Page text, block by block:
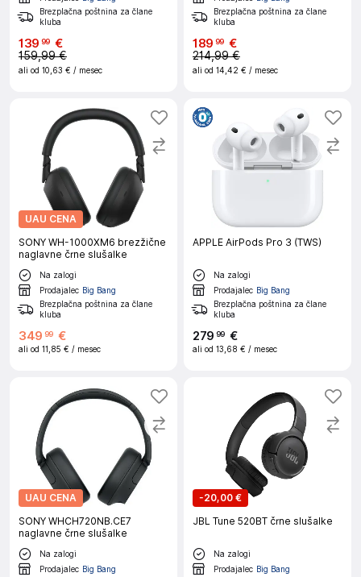
Brezplačna poštnina za člane
kluba
139 99 €
159,99 €
ali od 10,63 € / mesec
Brezplačna poštnina za člane
kluba
189 99 €
214,99 €
ali od 14,42 € / mesec
UAU CENA
SONY WH-1000XM6 brezžične
naglavne črne slušalke
Na zalogi
Prodajalec Big Bang
Brezplačna poštnina za člane
kluba
349 99 €
ali od 11,85 € / mesec
APPLE AirPods Pro 3 (TWS)
Na zalogi
Prodajalec Big Bang
Brezplačna poštnina za člane
kluba
279 99 €
ali od 13,68 € / mesec
UAU CENA
SONY WHCH720NB.CE7
naglavne črne slušalke
Na zalogi
Prodajalec Big Bang
-20,00 €
JBL Tune 520BT črne slušalke
Na zalogi
Prodajalec Big Bang